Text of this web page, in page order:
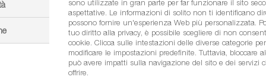
east Sepiret®
Speciali
sono utilizzate in gran parte per far funzionare il sito
aspettative. Le informazioni di solito non ti identificano
possono fornire un'esperienza Web più personalizzata.
tuo diritto alla privacy, è possibile scegliere di non
cookie. Clicca sulle intestazioni delle diverse categorie
modificare le impostazioni predefinite. Tuttavia, bloccare
può avere impatti sulla navigazione del sito e dei servizi
offrire.